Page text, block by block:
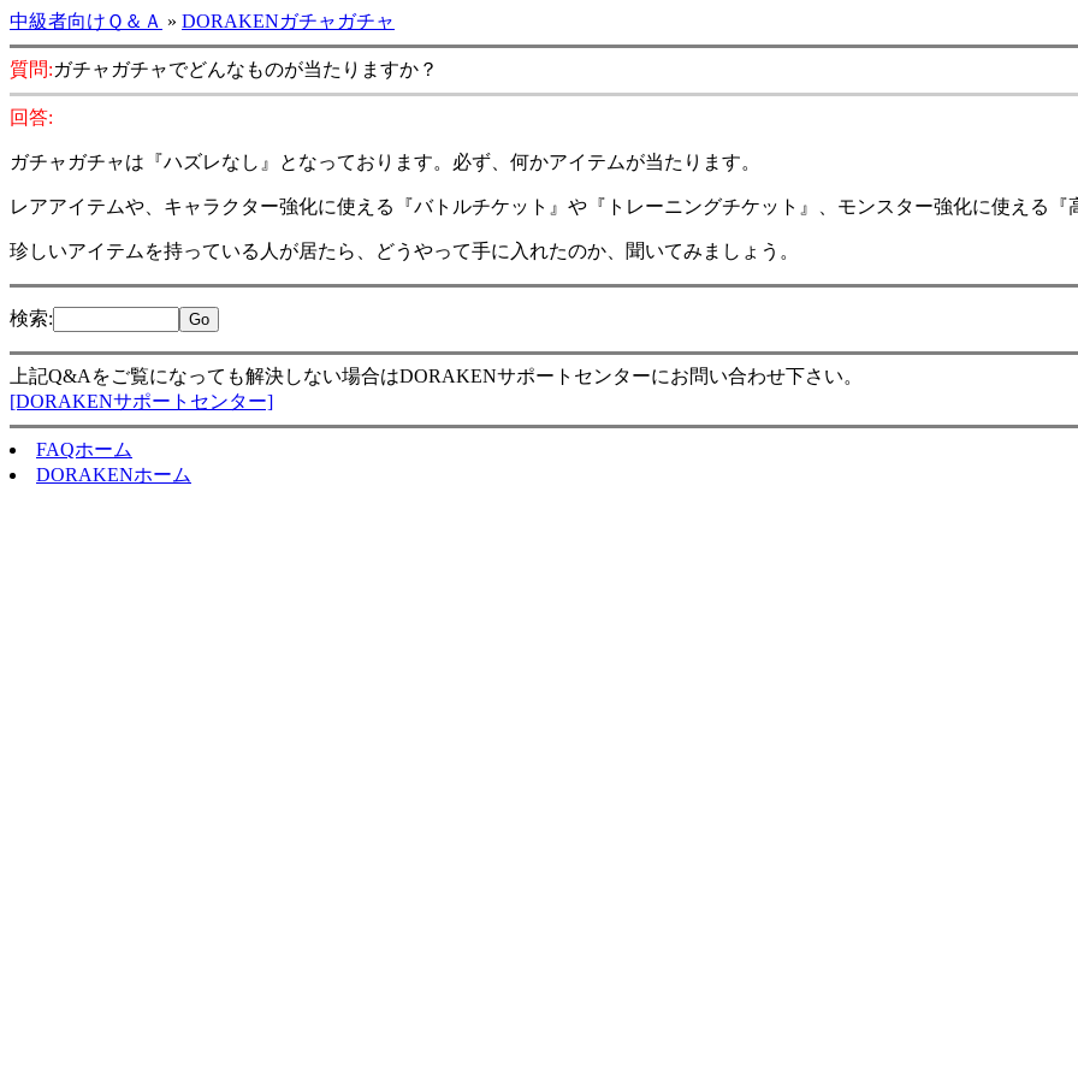
中級者向けＱ＆Ａ » DORAKENガチャガチャ
質問:ガチャガチャでどんなものが当たりますか？
回答:
ガチャガチャは『ハズレなし』となっております。必ず、何かアイテムが当たります。
レアアイテムや、キャラクター強化に使える『バトルチケット』や『トレーニングチケット』、モンスター強化に使える『
珍しいアイテムを持っている人が居たら、どうやって手に入れたのか、聞いてみましょう。
検索:
上記Q&Aをご覧になっても解決しない場合はDORAKENサポートセンターにお問い合わせ下さい。
[DORAKENサポートセンター]
FAQホーム
DORAKENホーム